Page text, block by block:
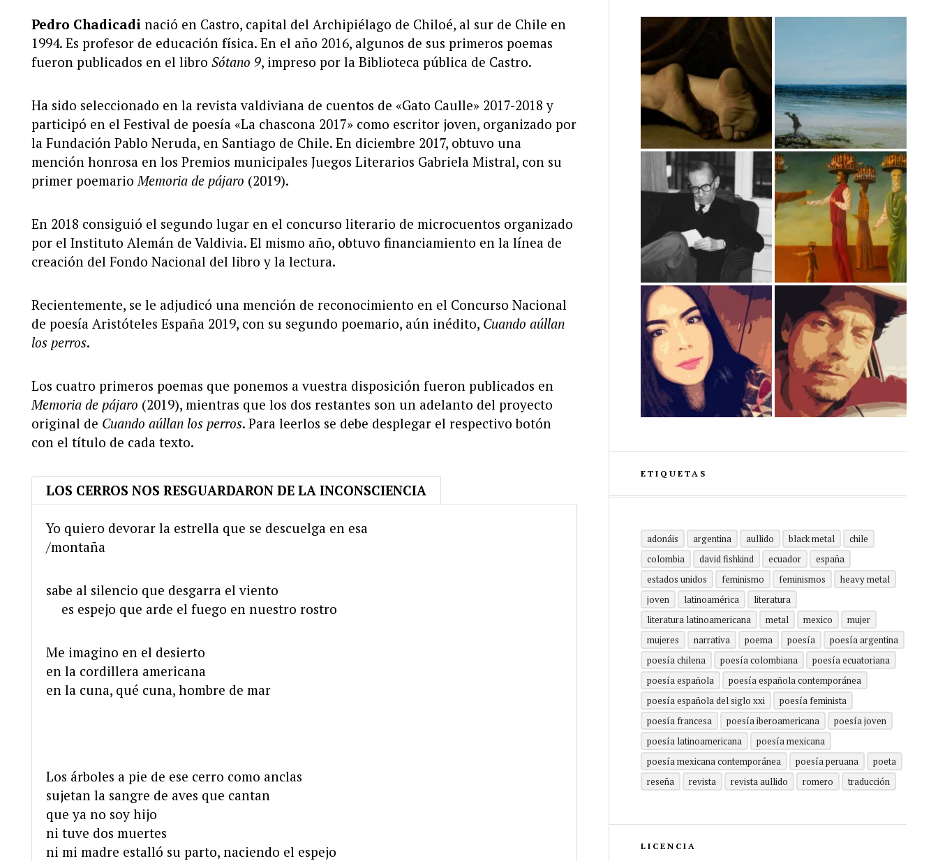
Pedro Chadicadi nació en Castro, capital del Archipiélago de Chiloé, al sur de Chile en
1994. Es profesor de educación física. En el año 2016, algunos de sus primeros poemas
fueron publicados en el libro Sótano 9, impreso por la Biblioteca pública de Castro.
Ha sido seleccionado en la revista valdiviana de cuentos de «Gato Caulle» 2017-2018 y
participó en el Festival de poesía «La chascona 2017» como escritor joven, organizado por
la Fundación Pablo Neruda, en Santiago de Chile. En diciembre 2017, obtuvo una
mención honrosa en los Premios municipales Juegos Literarios Gabriela Mistral, con su
primer poemario Memoria de pájaro (2019).
En 2018 consiguió el segundo lugar en el concurso literario de microcuentos organizado
por el Instituto Alemán de Valdivia. El mismo año, obtuvo financiamiento en la línea de
creación del Fondo Nacional del libro y la lectura.
Recientemente, se le adjudicó una mención de reconocimiento en el Concurso Nacional
de poesía Aristóteles España 2019, con su segundo poemario, aún inédito, Cuando aúllan
los perros.
Los cuatro primeros poemas que ponemos a vuestra disposición fueron publicados en
Memoria de pájaro (2019), mientras que los dos restantes son un adelanto del proyecto
original de Cuando aúllan los perros. Para leerlos se debe desplegar el respectivo botón
con el título de cada texto.
LOS CERROS NOS RESGUARDARON DE LA INCONSCIENCIA
Yo quiero devorar la estrella que se descuelga en esa
/montaña
sabe al silencio que desgarra el viento
es espejo que arde el fuego en nuestro rostro
Me imagino en el desierto
en la cordillera americana
en la cuna, qué cuna, hombre de mar
Los árboles a pie de ese cerro como anclas
sujetan la sangre de aves que cantan
que ya no soy hijo
ni tuve dos muertes
ni mi madre estalló su parto, naciendo el espejo
ETIQUETAS
adonáis argentina aullido black metal
chile
colombia
david fishkind ecuador
españa
estados unidos
feminismo feminismos
heavy metal
joven
latinoamérica
literatura
literatura latinoamericana
metal mexico
mujer
mujeres
narrativa poema poesía
poesía argentina
poesía chilena
poesía colombiana
poesía ecuatoriana
poesía española
poesía española contemporánea
poesía española del siglo xxi
poesía feminista
poesía francesa
poesía iberoamericana
poesía joven
poesía latinoamericana
poesía mexicana
poesía mexicana contemporánea
poesía peruana
poeta
reseña
revista revista aullido romero traducción
LICENCIA